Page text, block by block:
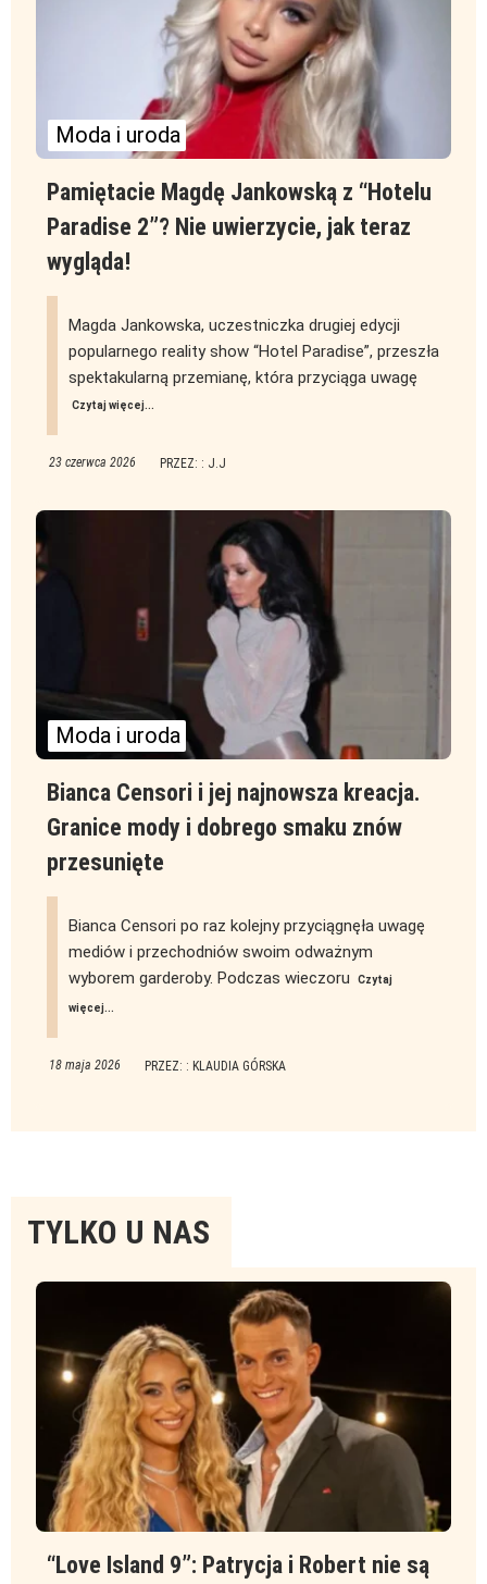
Moda i uroda
Pamiętacie Magdę Jankowską z “Hotelu
Paradise 2”? Nie uwierzycie, jak teraz
wygląda!
Magda Jankowska, uczestniczka drugiej edycji
popularnego reality show “Hotel Paradise”, przeszła
spektakularną przemianę, która przyciąga uwagę
Czytaj więcej...
23 czerwca 2026 PRZEZ: : J.J
Moda i uroda
Bianca Censori i jej najnowsza kreacja.
Granice mody i dobrego smaku znów
przesunięte
Bianca Censori po raz kolejny przyciągnęła uwagę
mediów i przechodniów swoim odważnym
wyborem garderoby. Podczas wieczoru
Czytaj
więcej...
18 maja 2026 PRZEZ: : KLAUDIA GÓRSKA
Tylko
nas
TYLKO U NAS
“Love Island 9”: Patrycja i Robert nie są